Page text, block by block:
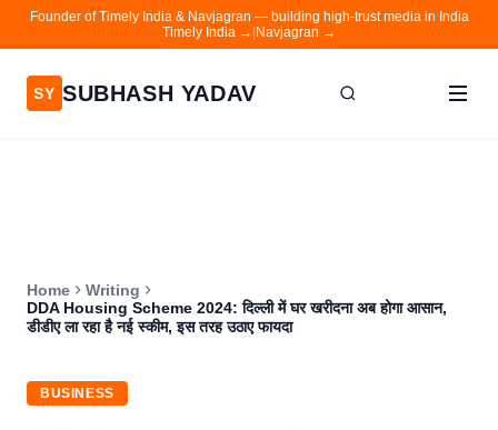
Founder of Timely India & Navjagran — building high-trust media in India
Timely India → Navjagran →
SY SUBHASH YADAV
Contact
Navjagran
Home
Writing
DDA Housing Scheme 2024: दिल्ली में घर खरीदना अब होगा आसान,
डीडीए ला रहा है नई स्कीम, इस तरह उठाए फायदा
BUSINESS